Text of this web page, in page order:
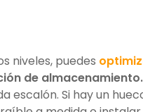
niveles, puedes
de almacenamiento.
escalón. Si hay un